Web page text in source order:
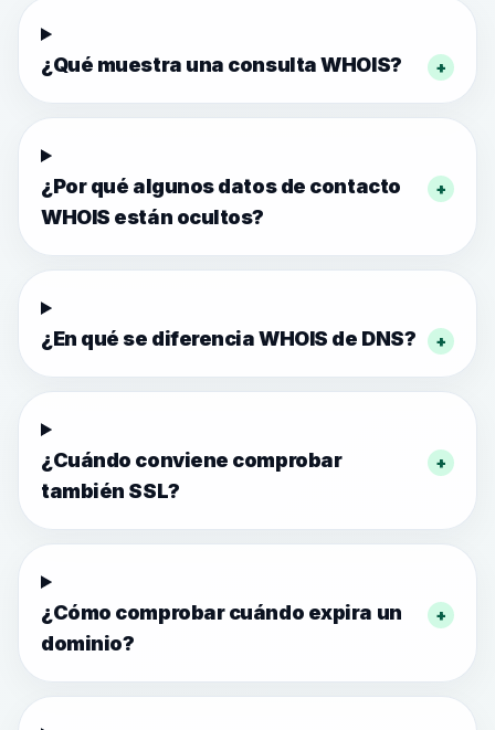
¿Qué muestra una consulta WHOIS? +
¿Por qué algunos datos de contacto
WHOIS están ocultos?
+
¿En qué se diferencia WHOIS de DNS? +
¿Cuándo conviene comprobar
también SSL?
+
¿Cómo comprobar cuándo expira un
dominio?
+